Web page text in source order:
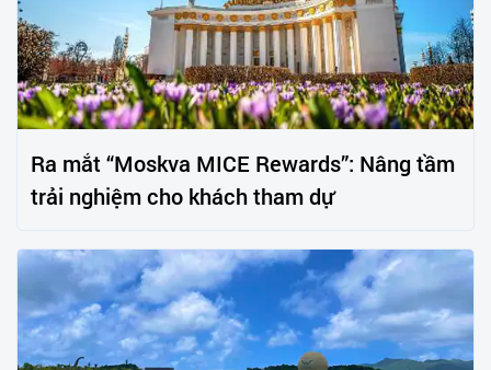
Ra mắt “Moskva MICE Rewards”: Nâng tầm
trải nghiệm cho khách tham dự